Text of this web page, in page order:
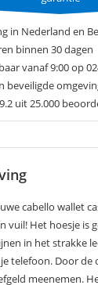
in Nederland en
binnen 30 dagen
vanaf 9:00 op
beveiligde
9.2 uit 25.000
cabello wallet
vuil! Het hoesje is
in het strakke
telefoon. Door
meenemen.